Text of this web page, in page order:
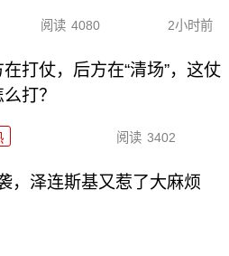
阅读 4080 2小时前
在打仗，后方在“清场”，这仗
打？
阅读 3402
，泽连斯基又惹了大麻烦